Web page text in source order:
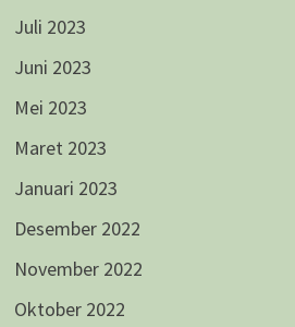
Juli 2023
Juni 2023
Mei 2023
Maret 2023
Januari 2023
Desember 2022
November 2022
Oktober 2022